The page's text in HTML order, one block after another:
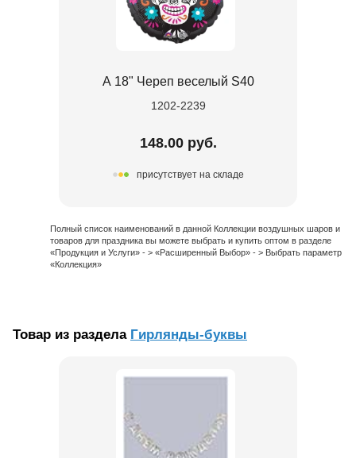
А 18" Череп веселый S40
1202-2239
148.00 руб.
присутствует на складе
Полный список наименований в данной Коллекции воздушных шаров и
товаров для праздника вы можете выбрать и купить оптом в разделе
«Продукция и Услуги» - > «Расширенный Выбор» - > Выбрать параметр
«Коллекция»
Товар из раздела Гирлянды-буквы